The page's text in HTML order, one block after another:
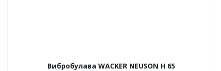
Вибробулава WACKER NEUSON Н 65